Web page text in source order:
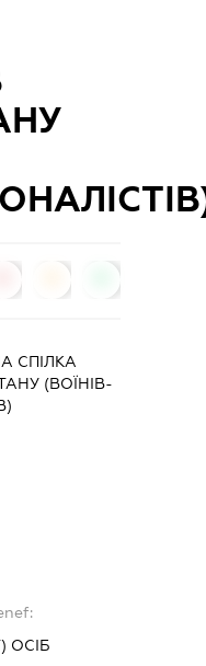
СПІЛКА
(ВОЇНІВ-
ОСІБ